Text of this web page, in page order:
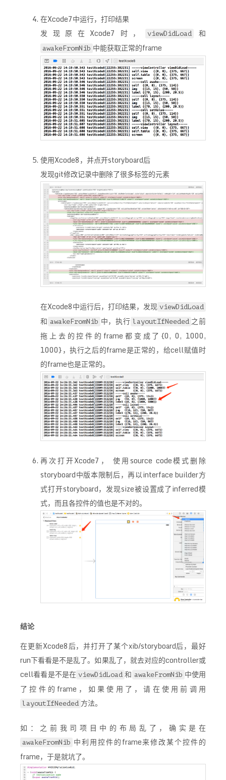
在Xcode7中运行，打印结果
发现原在Xcode7时，
viewDidLoad 和
awakeFromNib 中能获取正常的frame
使用Xcode8，并点开storyboard后
发现git修改记录中删除了很多标签的元素
在Xcode8中运行后，打印结果，发现 viewDidLoad
和 awakeFromNib 中，执行 layoutIfNeeded 之前
拖上去的控件的frame都变成了{0, 0, 1000,
1000}，执行之后的frame是正常的，给cell赋值时
的frame也是正常的。
再次打开Xcode7， 使用source code模式删除
storyboard中版本限制后，再以interface builder方
式打开storyboard，发现size被设置成了inferred模
式，而且各控件的值也是不对的。
结论
在更新Xcode8后，并打开了某个xib/storyboard后，最好
run下看看是不是乱了。如果乱了，就去对应的controller或
cell看看是不是在 viewDidLoad 和 awakeFromNib 中使用
了控件的frame，如果使用了，请在使用前调用
layoutIfNeeded 方法。
如：之前我司项目中的布局乱了，确实是在
awakeFromNib 中利用控件的frame来修改某个控件的
frame，于是就坑了。